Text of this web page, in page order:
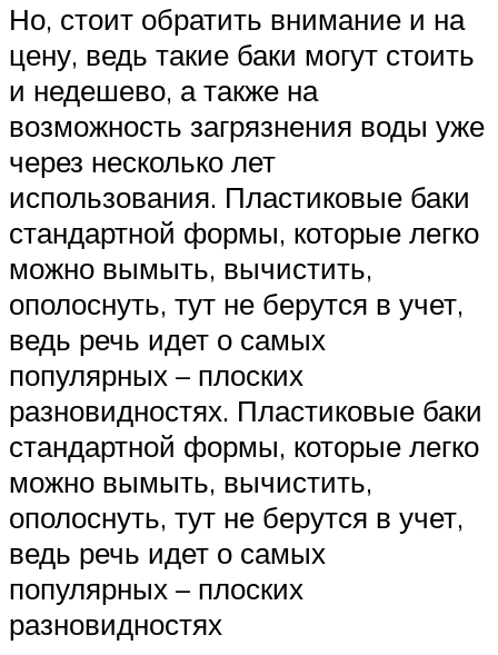
Но, стоит обратить внимание и на
цену, ведь такие баки могут стоить
и недешево, а также на
возможность загрязнения воды уже
через несколько лет
использования. Пластиковые баки
стандартной формы, которые легко
можно вымыть, вычистить,
ополоснуть, тут не берутся в учет,
ведь речь идет о самых
популярных – плоских
разновидностях. Пластиковые баки
стандартной формы, которые легко
можно вымыть, вычистить,
ополоснуть, тут не берутся в учет,
ведь речь идет о самых
популярных – плоских
разновидностях